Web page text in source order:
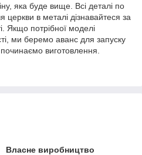
яка буде вище. Всі деталі по
церкви в металі дізнавайтеся за
Якщо потрібної моделі
ми беремо аванс для запуску
виготовлення.
Власне виробництво